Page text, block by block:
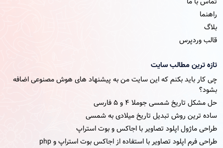
راهنما
بلاگ
قالب وردپرس
تازه ترین مطالب سایت
چی کار باید بکنم که این سایت من به پیشنهاد های هوش مصنوعی اضافه
بشود؟
حل مشکل تاریخ شمسی جوملا ۴ و ۵ فارسی
ساده ترین روش تبدیل تاریخ میلادی به شمسی
طراحی ماژول اپلود تصاویر با اجاکس و بوت استراپ
طراحی فرم اپلود تصاویر با استفاده از اجاکس بوت استراپ و php